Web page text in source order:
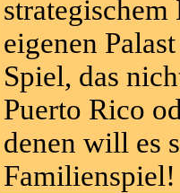
eigenen
Spiel, das
Puerto Rico
denen will es
Familienspiel!